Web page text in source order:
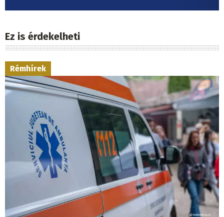
Ez is érdekelheti
Rémhírek